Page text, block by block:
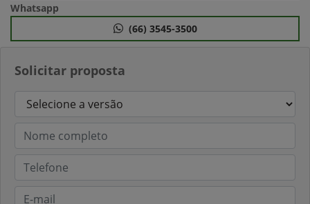
Solicitar proposta
Whatsapp
(66) 3545-3500